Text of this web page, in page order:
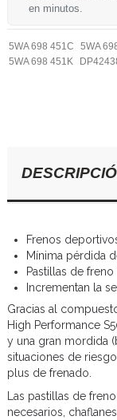
en minutos.
5WA 698 451C 5WA
5WA 698 451K
Frenos
Mínima pérdida
Pastillas de
Incrementan la
Gracias al
High Performance
y una gran mordida
situaciones de
plus de frenado.
Las pastillas de
necesarios,